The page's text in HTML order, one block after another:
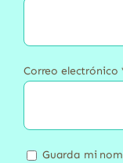
Correo electrónico
Guarda mi